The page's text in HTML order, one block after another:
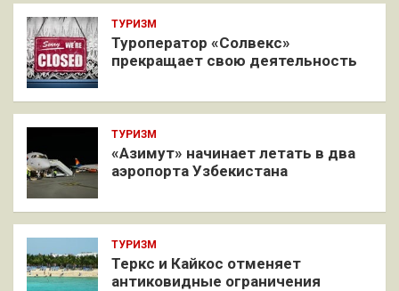
ТУРИЗМ
Туроператор «Солвекс»
прекращает свою деятельность
ТУРИЗМ
«Азимут» начинает летать в два
аэропорта Узбекистана
ТУРИЗМ
Теркс и Кайкос отменяет
антиковидные ограничения